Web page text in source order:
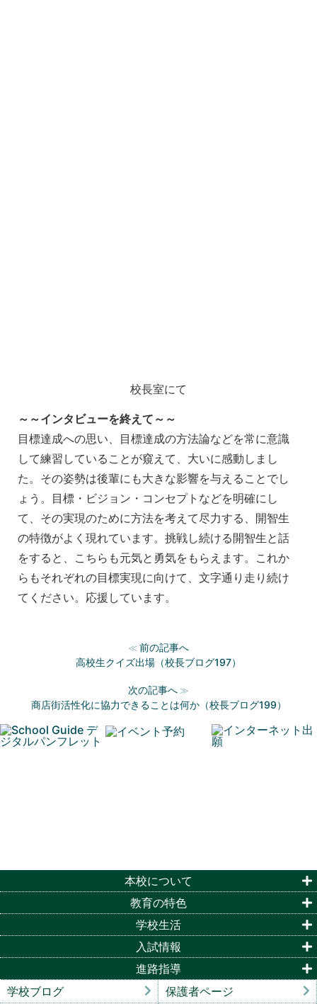
校長室にて
～～インタビューを終えて～～
目標達成への思い、目標達成の方法論などを常に意識
して練習していることが窺えて、大いに感動しまし
た。その姿勢は後輩にも大きな影響を与えることでし
ょう。目標・ビジョン・コンセプトなどを明確にし
て、その実現のために方法を考えて尽力する、開智生
の特徴がよく現れています。挑戦し続ける開智生と話
をすると、こちらも元気と勇気をもらえます。これか
らもそれぞれの目標実現に向けて、文字通り走り続け
てください。応援しています。
≪前の記事へ
高校生クイズ出場（校長ブログ197）
次の記事へ≫
商店街活性化に協力できることは何か（校長ブログ199）
本校について
教育の特色
学校生活
入試情報
進路指導
学校ブログ
保護者ページ